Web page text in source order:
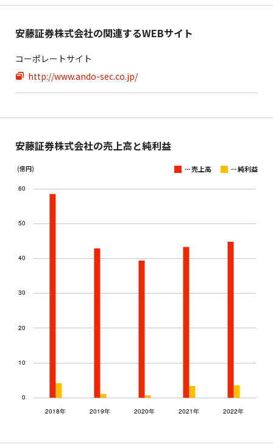
安藤証券株式会社の関連するWEBサイト
コーポレートサイト
http://www.ando-sec.co.jp/
安藤証券株式会社の売上高と純利益
(億円) ...売上高 ...純利益